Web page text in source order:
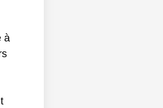
à